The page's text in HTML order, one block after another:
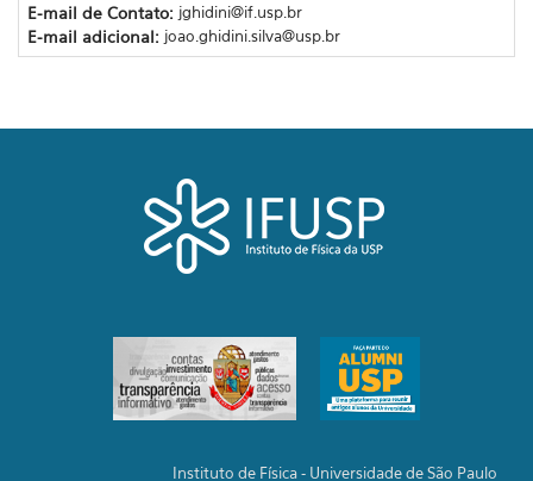
E-mail de Contato: jghidini@if.usp.br
E-mail adicional: joao.ghidini.silva@usp.br
Instituto de Física - Universidade de São Paulo